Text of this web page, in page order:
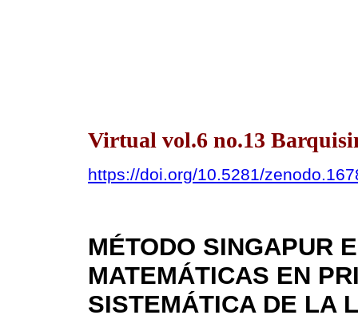
Virtual vol.6 no.13
https://doi.org/10.5281/
MÉTODO SINGAPUR
MATEMÁTICAS EN
SISTEMÁTICA DE LA